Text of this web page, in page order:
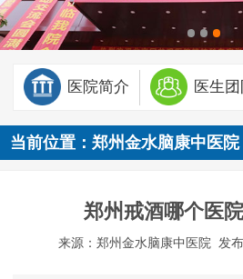
医院简介 医生团
当前位置：郑州金水脑康中医院
郑州戒酒哪个医
来源：郑州金水脑康中医院 发